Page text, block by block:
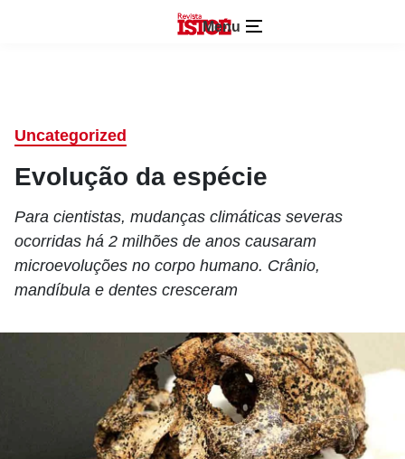
Menu
Uncategorized
Evolução da espécie
Para cientistas, mudanças climáticas severas
ocorridas há 2 milhões de anos causaram
microevoluções no corpo humano. Crânio,
mandíbula e dentes cresceram